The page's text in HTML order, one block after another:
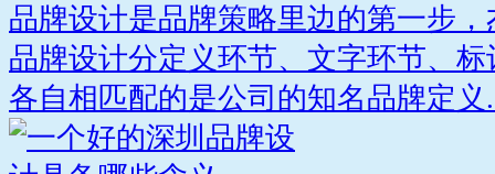
品牌设计是品牌策略里边的第一步
品牌设计分定义环节、文字环节、
各自相匹配的是公司的知名品牌定义